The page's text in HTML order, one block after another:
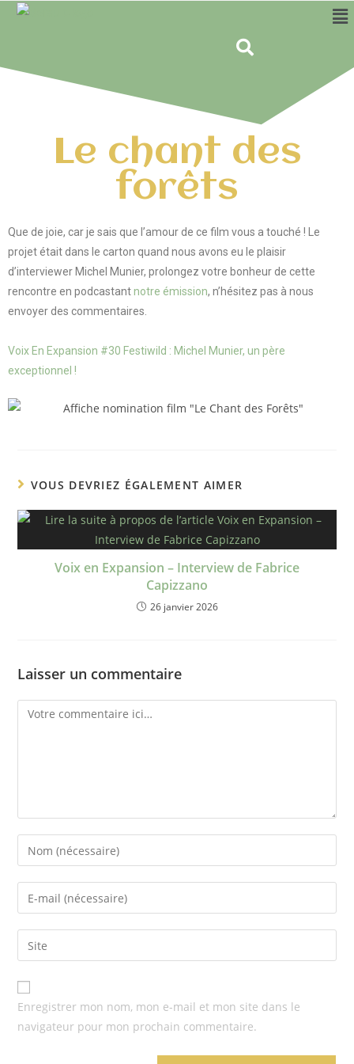
Le chant des
forêts
Que de joie, car je sais que l’amour de ce film vous a touché ! Le
projet était dans le carton quand nous avons eu le plaisir
d’interviewer Michel Munier, prolongez votre bonheur de cette
rencontre en podcastantnotre émission, n’hésitez pas à nous
envoyer des commentaires.
Voix En Expansion #30 Festiwild : Michel Munier, un père
exceptionnel !
VOUS DEVRIEZ ÉGALEMENT AIMER
Voix en Expansion – Interview de Fabrice
Capizzano
26 janvier 2026
Laisser un commentaire
Enregistrer mon nom, mon e-mail et mon site dans le
navigateur pour mon prochain commentaire.